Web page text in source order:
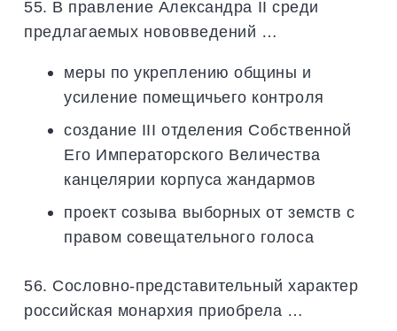
55. В правление Александра II среди
предлагаемых нововведений …
меры по укреплению общины и
усиление помещичьего контроля
создание III отделения Собственной
Его Императорского Величества
канцелярии корпуса жандармов
проект созыва выборных от земств с
правом совещательного голоса
56. Сословно-представительный характер
российская монархия приобрела …